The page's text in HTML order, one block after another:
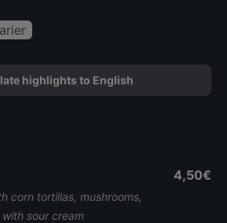
highlights to English
corn tortillas, mushrooms,
sour cream
4,50€